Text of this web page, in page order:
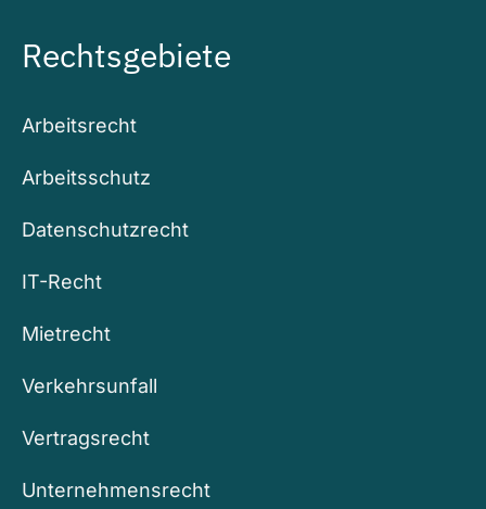
Rechtsgebiete
Arbeitsrecht
Arbeitsschutz
Datenschutzrecht
IT-Recht
Mietrecht
Verkehrsunfall
Vertragsrecht
Unternehmensrecht